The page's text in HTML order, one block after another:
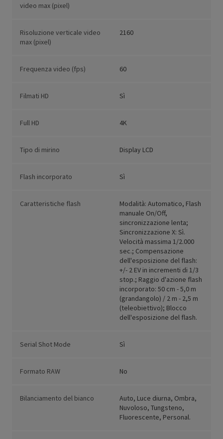
video max (pixel)
Risoluzione verticale video
max (pixel)
2160
Frequenza video (fps) 60
Filmati HD Sì
Full HD 4K
Tipo di mirino Display LCD
Flash incorporato Sì
Caratteristiche flash
Modalità: Automatico, Flash
manuale On/Off,
sincronizzazione lenta;
Sincronizzazione X: Sì.
Velocità massima 1/2.000
sec.; Compensazione
dell'esposizione del flash:
+/- 2 EV in incrementi di 1/3
stop.; Raggio d'azione flash
incorporato: 50 cm - 5,0 m
(grandangolo) / 2 m - 2,5 m
(teleobiettivo); Blocco
dell'esposizione del flash.
Serial Shot Mode Sì
Formato RAW No
Bilanciamento del bianco
Auto, Luce diurna, Ombra,
Nuvoloso, Tungsteno,
Fluorescente, Personal.